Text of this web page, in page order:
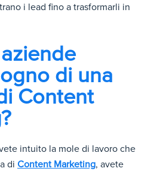
i lead fino a trasformarli in
di una
Content
intuito la mole di lavoro che
di Content Marketing, avete